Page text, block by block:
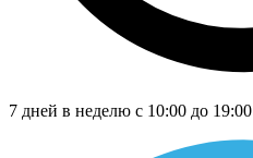
7 дней в неделю с 10:00 до 19:00